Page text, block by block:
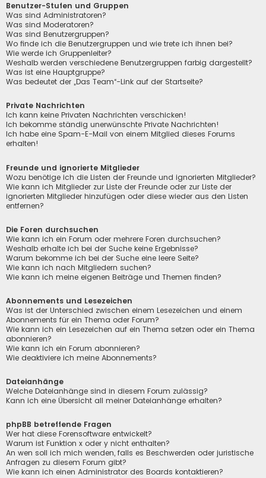
Benutzer-Stufen und Gruppen
Was sind Administratoren?
Was sind Moderatoren?
Was sind Benutzergruppen?
Wo finde ich die Benutzergruppen und wie trete ich ihnen bei?
Wie werde ich Gruppenleiter?
Weshalb werden verschiedene Benutzergruppen farbig dargestellt?
Was ist eine Hauptgruppe?
Was bedeutet der „Das Team“-Link auf der Startseite?
Private Nachrichten
Ich kann keine Privaten Nachrichten verschicken!
Ich bekomme ständig unerwünschte Private Nachrichten!
Ich habe eine Spam-E-Mail von einem Mitglied dieses Forums
erhalten!
Freunde und ignorierte Mitglieder
Wozu benötige ich die Listen der Freunde und ignorierten Mitglieder?
Wie kann ich Mitglieder zur Liste der Freunde oder zur Liste der
ignorierten Mitglieder hinzufügen oder diese wieder aus den Listen
entfernen?
Die Foren durchsuchen
Wie kann ich ein Forum oder mehrere Foren durchsuchen?
Weshalb erhalte ich bei der Suche keine Ergebnisse?
Warum bekomme ich bei der Suche eine leere Seite?
Wie kann ich nach Mitgliedern suchen?
Wie kann ich meine eigenen Beiträge und Themen finden?
Abonnements und Lesezeichen
Was ist der Unterschied zwischen einem Lesezeichen und einem
Abonnements für ein Thema oder Forum?
Wie kann ich ein Lesezeichen auf ein Thema setzen oder ein Thema
abonnieren?
Wie kann ich ein Forum abonnieren?
Wie deaktiviere ich meine Abonnements?
Dateianhänge
Welche Dateianhänge sind in diesem Forum zulässig?
Kann ich eine Übersicht all meiner Dateianhänge erhalten?
phpBB betreffende Fragen
Wer hat diese Forensoftware entwickelt?
Warum ist Funktion x oder y nicht enthalten?
An wen soll ich mich wenden, falls es Beschwerden oder juristische
Anfragen zu diesem Forum gibt?
Wie kann ich einen Administrator des Boards kontaktieren?